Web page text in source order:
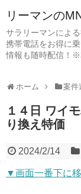
リーマンの
サラリーマンによ
携帯電話をお得に
情報も随時配信！※
ホーム 案件
１４日 ワイ
り換え特価
2024/2/14
▼画面一番下に